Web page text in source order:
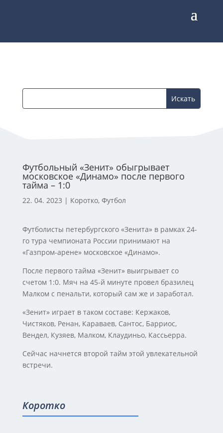
Футбольный «Зенит» обыгрывает
московское «Динамо» после первого
тайма – 1:0
22. 04. 2023 | Коротко, Футбол
Футболисты петербургского «Зенита» в рамках 24-
го тура чемпионата России принимают на
«Газпром-арене» московское «Динамо».
После первого тайма «Зенит» выигрывает со
счетом 1:0. Мяч на 45-й минуте провел бразилец
Малком с пенальти, который сам же и заработал.
«Зенит» играет в таком составе: Кержаков,
Чистяков, Ренан, Караваев, Сантос, Барриос,
Вендел, Кузяев, Малком, Клаудиньо, Кассьерра.
Сейчас начнется второй тайм этой увлекательной
встречи.
Коротко